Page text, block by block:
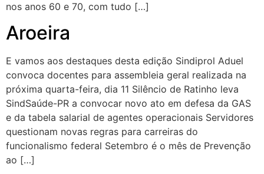
nos anos 60 e 70, com tudo […]
Aroeira
E vamos aos destaques desta edição Sindiprol Aduel
convoca docentes para assembleia geral realizada na
próxima quarta-feira, dia 11 Silêncio de Ratinho leva
SindSaúde-PR a convocar novo ato em defesa da GAS
e da tabela salarial de agentes operacionais Servidores
questionam novas regras para carreiras do
funcionalismo federal Setembro é o mês de Prevenção
ao […]